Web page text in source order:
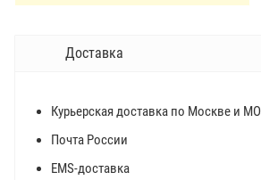
Доставка
Курьерская доставка по Москве и МО
Почта России
EMS-доставка